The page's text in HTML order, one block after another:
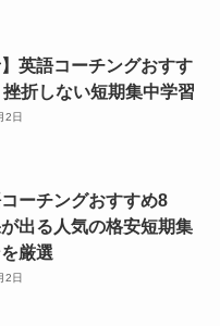
】英語コーチングおすす
折しない短期集中学習
2日
ーチングおすすめ8
出る人気の格安短期集
厳選
2日